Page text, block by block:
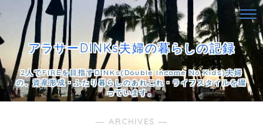
アラサーDINKs夫婦の暮らしの記録
2人でFIREを目指すDINKs(Double Income No Kids)夫婦
の、資産形成・ふたり暮らしのあれこれ・ライフスタイルを綴
っています。
― ARCHIVES ―